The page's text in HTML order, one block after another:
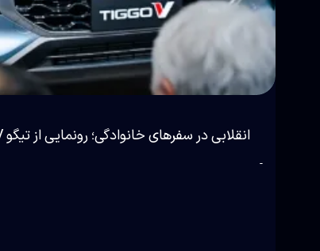
انقلابی در سفرهای خانوادگی؛ رونمایی از تیگو V، شاسی‌بلند ۳ کاره شگفت‌انگیز چری!
-